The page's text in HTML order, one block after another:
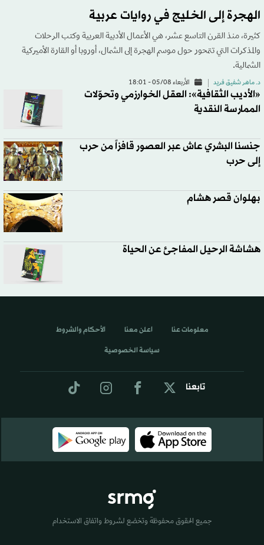
الهجرة إلى الخليج في روايات عربية
كثيرة، منذ القرن التاسع عشر، هي الأعمال الأدبية العربية وكتب الرحلات
والمذكرات التي تتمحور حول موسم الهجرة إلى الشمال، أوروبا أو القارة الأميركية
الشمالية.
د. ماهر شفيق فريد الأربعاء 05/08 - 18:01
«الأديب الثقافية»: العقل الخوارزمي وتحوّلات
الممارسة النقدية
جنسنا البشري عاش عبر العصور قافزاً من حرب
إلى حرب
بهلوان قصر هشام
هشاشة الرحيل المفاجئ عن الحياة
تابعنا
معلومات عنا اعلن معنا الأحكام والشروط
سياسة الخصوصية
جميع الحقوق محفوظة وتخضع لشروط واتفاق الاستخدام